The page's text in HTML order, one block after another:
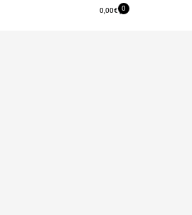
0,00€ 0
Carrito